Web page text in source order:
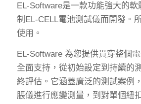
EL-Software是一款功能強大的
制EL-CELL電池測試儀而開發。
使用。
EL-Software 為您提供貫穿整個
全面支持，從初始設定到持續的
終評估。它涵蓋廣泛的測試案例
脹儀進行應變測量，到對單個紐